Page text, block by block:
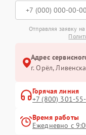
Отправляя заявку
Адрес
г. Орёл,
Горячая линия
+7 (800) 301-
Время работы
Ежедневно с